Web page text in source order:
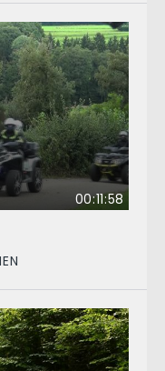
00:11:58